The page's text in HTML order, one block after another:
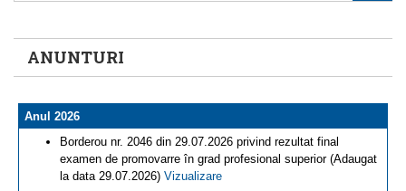
ANUNTURI
Anul 2026
Borderou nr. 2046 din 29.07.2026 privind rezultat final
examen de promovarre în grad profesional superior (Adaugat
la data 29.07.2026) Vizualizare